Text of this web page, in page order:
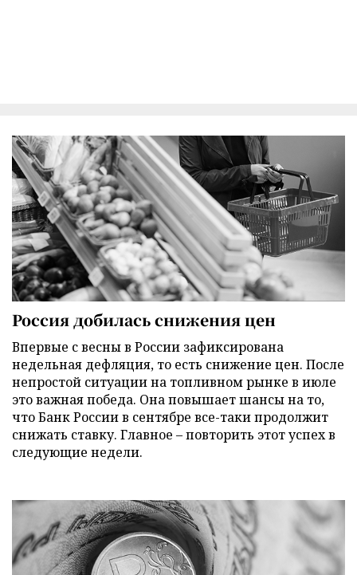
Россия добилась снижения цен
Впервые с весны в России зафиксирована
недельная дефляция, то есть снижение цен. После
непростой ситуации на топливном рынке в июле
это важная победа. Она повышает шансы на то,
что Банк России в сентябре все-таки продолжит
снижать ставку. Главное – повторить этот успех в
следующие недели.